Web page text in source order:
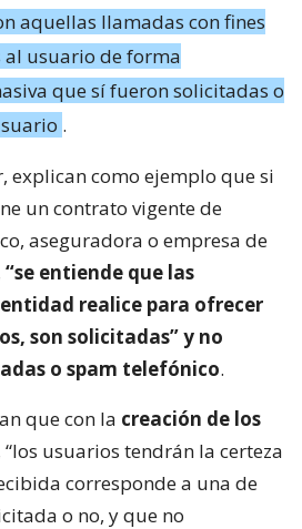
aquellas llamadas con fines
usuario de forma
que sí fueron solicitadas o
.
explican como ejemplo que si
un contrato vigente de
aseguradora o empresa de
“se entiende que las
realice para ofrecer
son solicitadas” y no
o spam telefónico.
que con la creación de los
“los usuarios tendrán la certeza
corresponde a una de
o no, y que no